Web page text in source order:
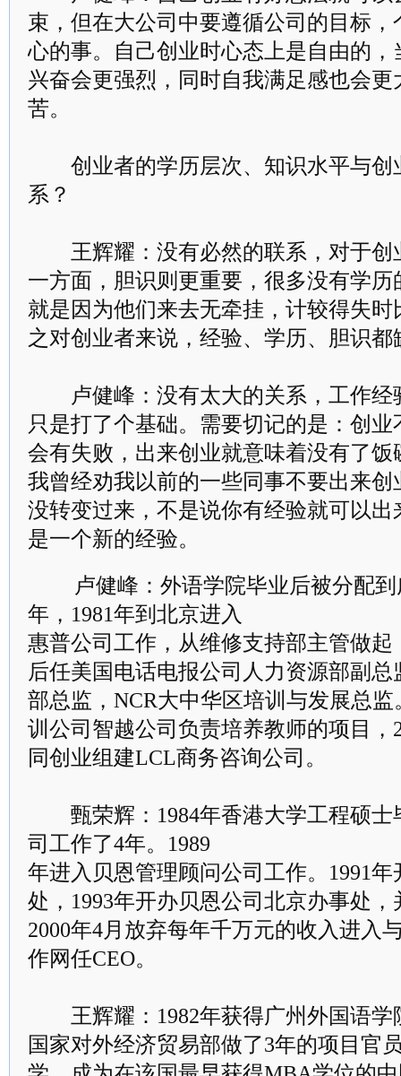
束，但在大公司中要遵循公司的目标
心的事。自己创业时心态上是自由的
兴奋会更强烈，同时自我满足感也会
苦。
创业者的学历层次、知识水平与创
系？
王辉耀：没有必然的联系，对于创
一方面，胆识则更重要，很多没有学
就是因为他们来去无牵挂，计较得失
之对创业者来说，经验、学历、胆识都
卢健峰：没有太大的关系，工作经
只是打了个基础。需要切记的是：创
会有失败，出来创业就意味着没有了
我曾经劝我以前的一些同事不要出来
没转变过来，不是说你有经验就可以
是一个新的经验。
卢健峰：外语学院毕业后被分配到
年，1981年到北京进入
惠普公司工作，从维修支持部主管做起
后任美国电话电报公司人力资源部副
部总监，NCR大中华区培训与发展总
训公司智越公司负责培养教师的项目，
同创业组建LCL商务咨询公司。
甄荣辉：1984年香港大学工程硕士
司工作了4年。1989
年进入贝恩管理顾问公司工作。1991
处，1993年开办贝恩公司北京办事处
2000年4月放弃每年千万元的收入进入
作网任CEO。
王辉耀：1982年获得广州外国语学
国家对外经济贸易部做了3年的项目官